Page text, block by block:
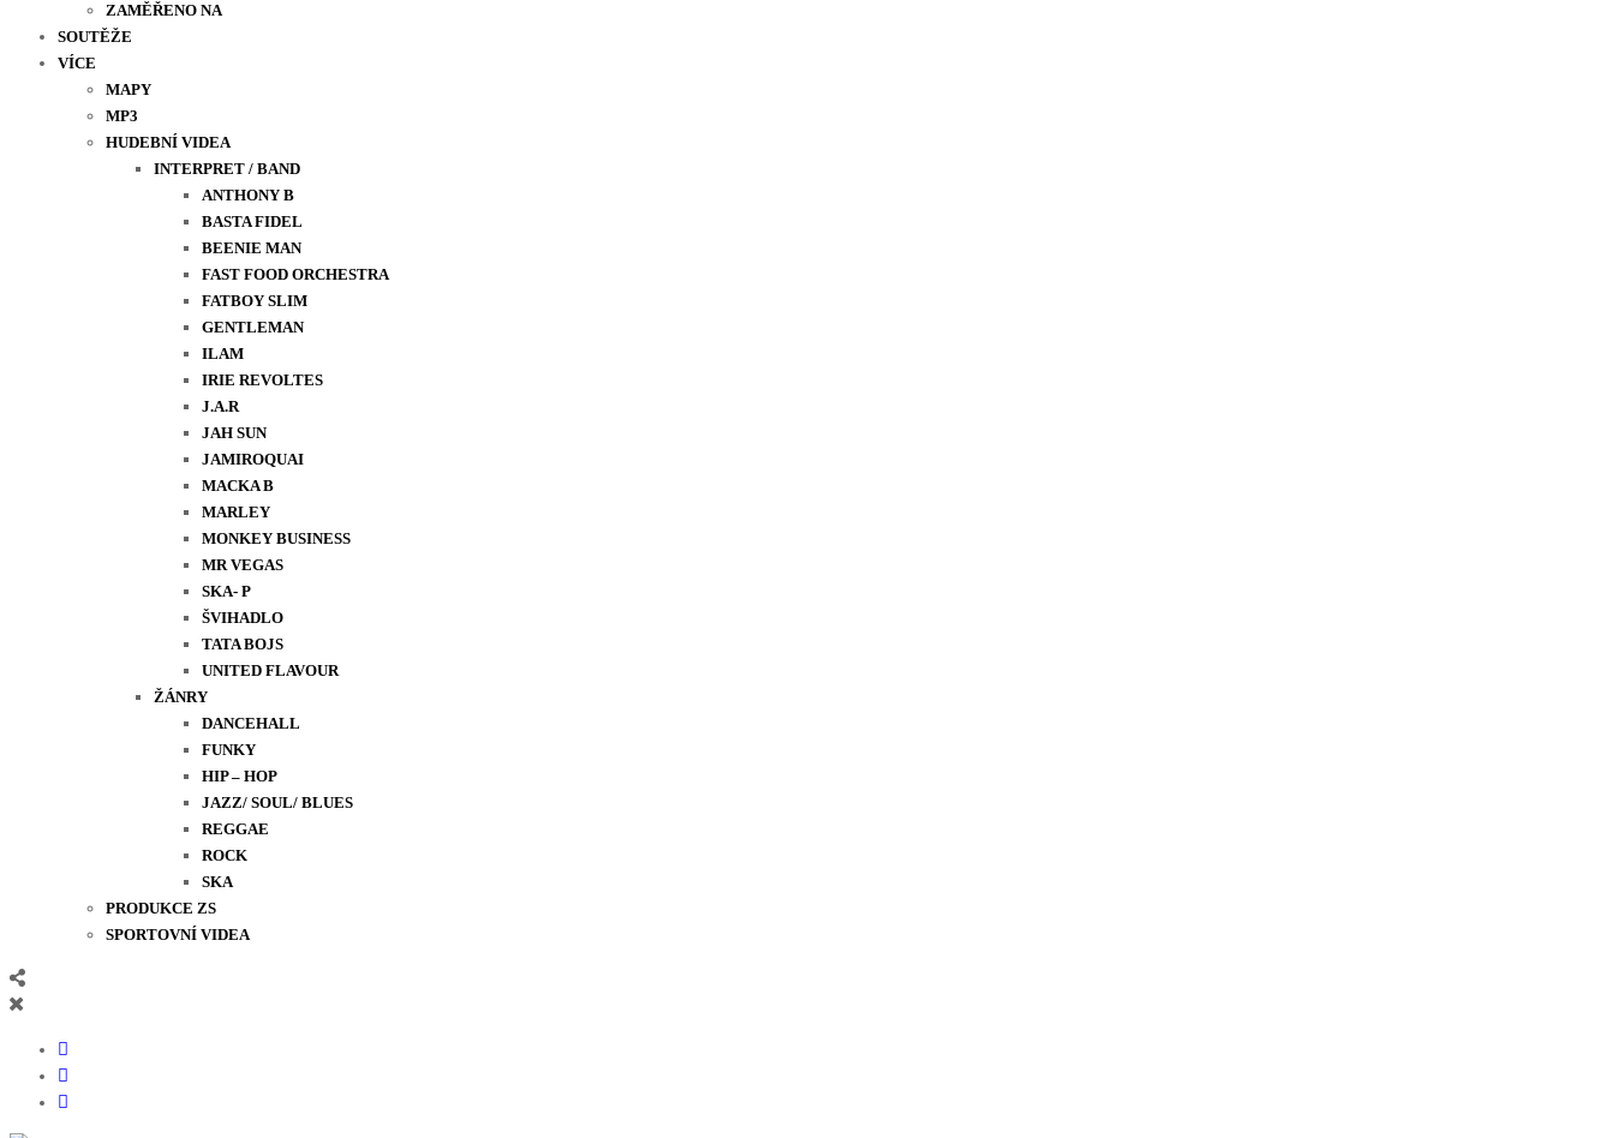
ZAMĚŘENO NA
SOUTĚŽE
VÍCE
MAPY
MP3
HUDEBNÍ VIDEA
INTERPRET / BAND
ANTHONY B
BASTA FIDEL
BEENIE MAN
FAST FOOD ORCHESTRA
FATBOY SLIM
GENTLEMAN
ILAM
IRIE REVOLTES
J.A.R
JAH SUN
JAMIROQUAI
MACKA B
MARLEY
MONKEY BUSINESS
MR VEGAS
SKA- P
ŠVIHADLO
TATA BOJS
UNITED FLAVOUR
ŽÁNRY
DANCEHALL
FUNKY
HIP – HOP
JAZZ/ SOUL/ BLUES
REGGAE
ROCK
SKA
PRODUKCE ZS
SPORTOVNÍ VIDEA